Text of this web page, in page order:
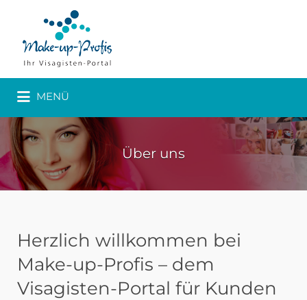
MENÜ
Über uns
Herzlich willkommen bei
Make-up-Profis – dem
Visagisten-Portal für Kunden